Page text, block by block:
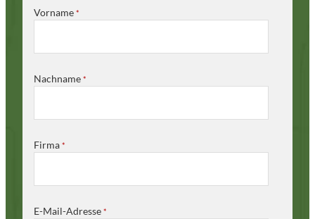
Vorname *
Nachname *
Firma *
E-Mail-Adresse *